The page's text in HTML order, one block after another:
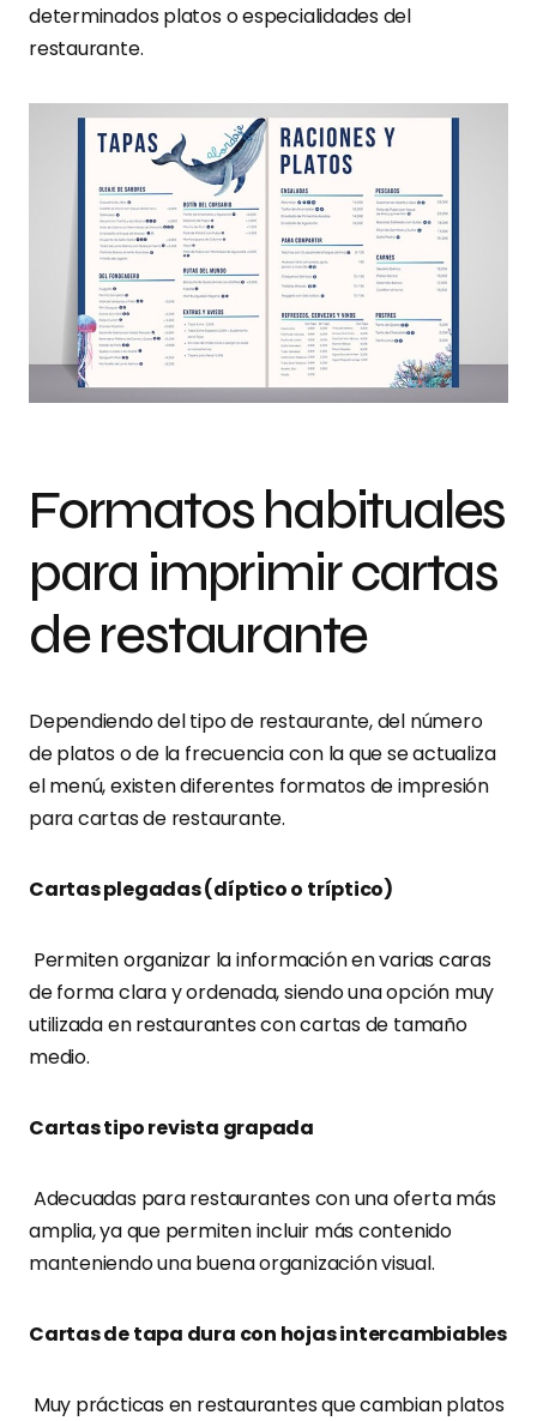
determinados platos o especialidades del
restaurante.
Formatos habituales
para imprimir cartas
de restaurante
Dependiendo del tipo de restaurante, del número
de platos o de la frecuencia con la que se actualiza
el menú, existen diferentes formatos de impresión
para cartas de restaurante.
Cartas plegadas (díptico o tríptico)
Permiten organizar la información en varias caras
de forma clara y ordenada, siendo una opción muy
utilizada en restaurantes con cartas de tamaño
medio.
Cartas tipo revista grapada
Adecuadas para restaurantes con una oferta más
amplia, ya que permiten incluir más contenido
manteniendo una buena organización visual.
Cartas de tapa dura con hojas intercambiables
Muy prácticas en restaurantes que cambian platos